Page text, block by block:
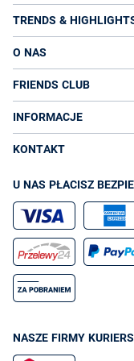
wykonane z
komfort w
odpowiednią
Botki – idealne na
sięga się więc po nie
garderobę, bowiem
casualowych, a nawet
Botki damskie
jak i do spodni
legginsów.
niezwykle
stylizacjach
Modne botki
które stawiają
dobrze
Modne botki
TRENDS &
O NAS
FRIENDS CLUB
INFORMACJE
KONTAKT
U NAS PŁACISZ
NASZE FIRMY